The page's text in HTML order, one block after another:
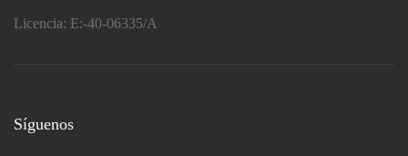
Licencia: E:-40-06335/A
Síguenos